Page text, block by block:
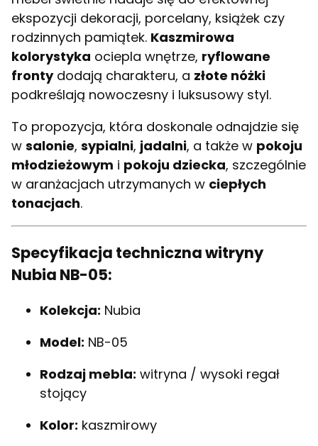
ekspozycji dekoracji, porcelany, książek czy
rodzinnych pamiątek. Kaszmirowa
kolorystyka ociepla wnętrze, ryflowane
frontydodają charakteru, a złote nóżki
podkreślają nowoczesny i luksusowy styl.
To propozycja, która doskonale odnajdzie się
w salonie, sypialni, jadalni, a także w pokoju
młodzieżowym i pokoju dziecka, szczególnie
w aranżacjach utrzymanych w ciepłych
tonacjach.
Specyfikacja techniczna witryny
Nubia NB-05:
Kolekcja: Nubia
Model: NB-05
Rodzaj mebla: witryna / wysoki regał
stojący
Kolor: kaszmirowy